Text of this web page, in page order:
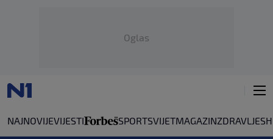
Oglas
NAJNOVIJEVIJESTI SPORTSVIJETMAGAZINZDRAVLJE